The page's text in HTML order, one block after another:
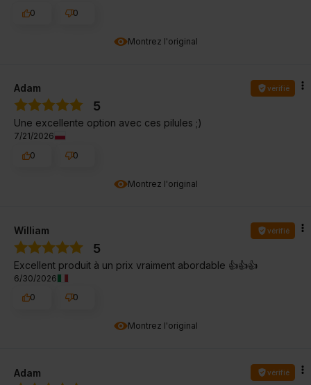
Montrez l'original
0
0
Montrez l'original
Adam vérifié
5
Une excellente option avec ces pilules ;)
7/21/2026
0
0
Montrez l'original
William vérifié
5
Excellent produit à un prix vraiment abordable 👍👍👍
6/30/2026
0
0
Adam vérifié